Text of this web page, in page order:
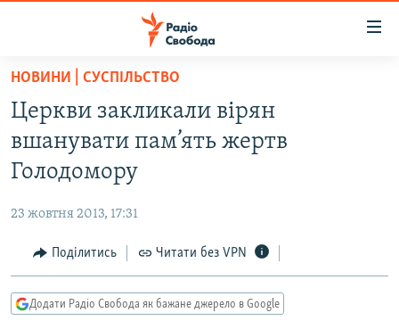
Перейти
основного
матеріалу
Перейти
до
основної
Перейти
до
пошуку
ВСЕ ЗА ДОБУ
СТАТТІ
СУСПІЛЬСТВО
РОСІЙСЬКА «ФІЛЬТРАЦІЯ»
ДОНБАС.РЕАЛІЇ
ТИ ЯК?
НОВИНИ | СУСПІЛЬСТВО
Церкви закликали вірян
вшанувати пам’ять жертв
Голодомору
23 жовтня 2013, 17:31
Поділитись Читати без VPN
Додати Радіо Свобода як бажане джерело в Google